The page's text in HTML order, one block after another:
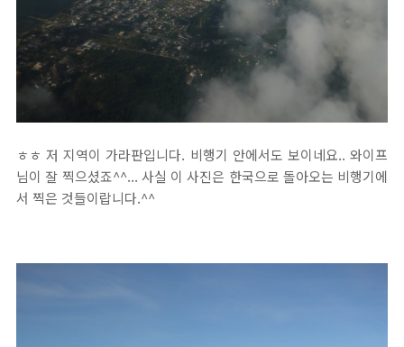
ㅎㅎ 저 지역이 가라판입니다. 비행기 안에서도 보이네요.. 와이프
님이 잘 찍으셨죠^^... 사실 이 사진은 한국으로 돌아오는 비행기에
서 찍은 것들이랍니다.^^